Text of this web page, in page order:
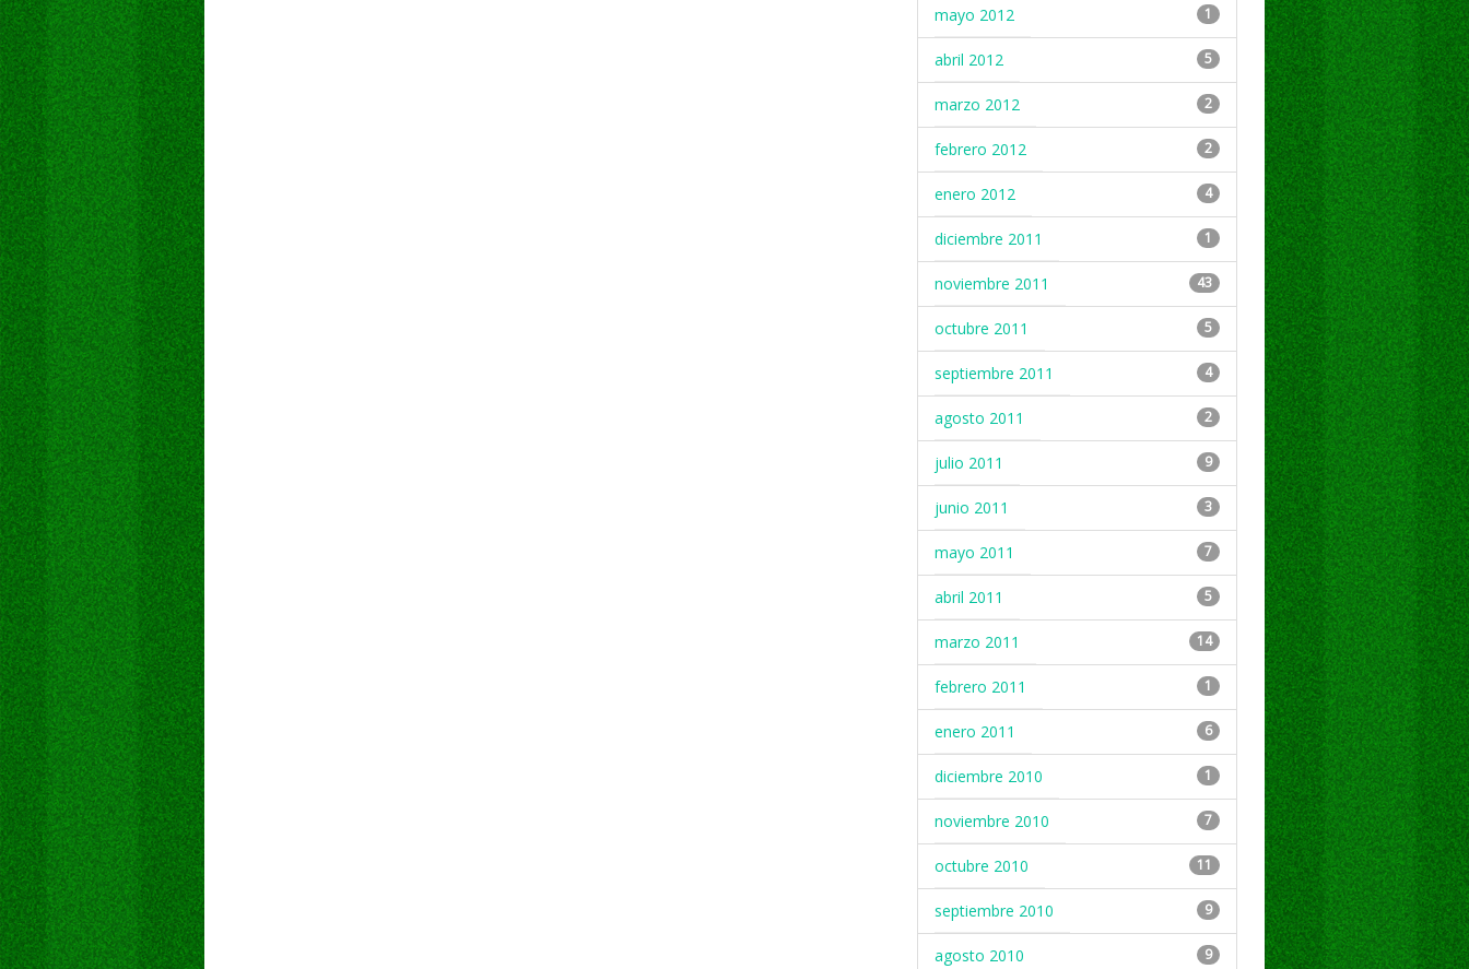
mayo 2012 1
abril 2012 5
marzo 2012 2
febrero 2012 2
enero 2012 4
diciembre 2011 1
noviembre 2011 43
octubre 2011 5
septiembre 2011 4
agosto 2011 2
julio 2011 9
junio 2011 3
mayo 2011 7
abril 2011 5
marzo 2011 14
febrero 2011 1
enero 2011 6
diciembre 2010 1
noviembre 2010 7
octubre 2010 11
septiembre 2010 9
agosto 2010 9